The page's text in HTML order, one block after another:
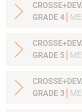
GRADE 4
GRADE 5
GRADE 3